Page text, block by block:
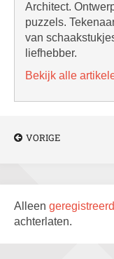
Architect.
puzzels.
van
liefhebber.
Bekijk alle
VORIGE
Alleen
achterlaten.